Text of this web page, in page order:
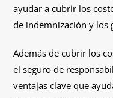
ayudar a cubrir los
de indemnización y los
Además de cubrir los
el seguro de
ventajas clave que